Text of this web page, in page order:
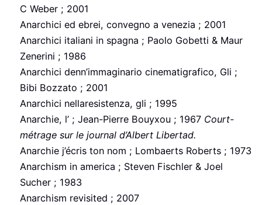
C Weber ; 2001
Anarchici ed ebrei, convegno a venezia ; 2001
Anarchici italiani in spagna ; Paolo Gobetti & Maur
Zenerini ; 1986
Anarchici denn’immaginario cinematigrafico, Gli ;
Bibi Bozzato ; 2001
Anarchici nellaresistenza, gli ; 1995
Anarchie, l’ ; Jean-Pierre Bouyxou ; 1967 Court-
métrage sur le journal d’Albert Libertad.
Anarchie j’écris ton nom ; Lombaerts Roberts ; 1973
Anarchism in america ; Steven Fischler & Joel
Sucher ; 1983
Anarchism revisited ; 2007